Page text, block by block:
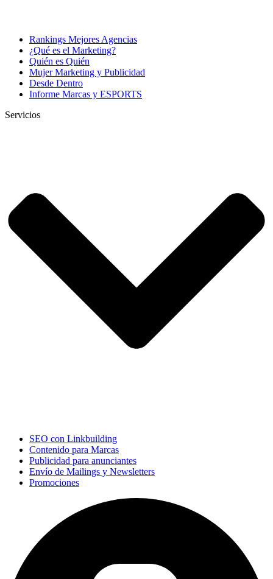
Rankings Mejores Agencias
¿Qué es el Marketing?
Quién es Quién
Mujer Marketing y Publicidad
Desde Dentro
Informe Marcas y ESPORTS
Servicios
SEO con Linkbuilding
Contenido para Marcas
Publicidad para anunciantes
Envío de Mailings y Newsletters
Promociones